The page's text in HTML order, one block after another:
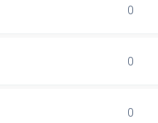
0
0
0